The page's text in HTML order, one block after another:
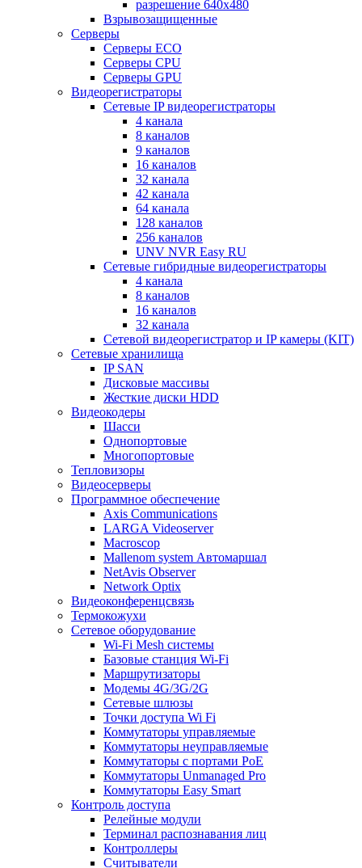
разрешение 640х480
Взрывозащищенные
Серверы
Серверы ECO
Серверы CPU
Серверы GPU
Видеорегистраторы
Сетевые IP видеорегистраторы
4 канала
8 каналов
9 каналов
16 каналов
32 канала
42 канала
64 канала
128 каналов
256 каналов
UNV NVR Easy RU
Сетевые гибридные видеорегистраторы
4 канала
8 каналов
16 каналов
32 канала
Сетевой видеорегистратор и IP камеры (KIT)
Сетевые хранилища
IP SAN
Дисковые массивы
Жесткие диски HDD
Видеокодеры
Шасси
Однопортовые
Многопортовые
Тепловизоры
Видеосерверы
Программное обеспечение
Axis Communications
LARGA Videoserver
Macroscop
Mallenom system Автомаршал
NetAvis Observer
Network Optix
Видеоконференцсвязь
Термокожухи
Сетевое оборудование
Wi-Fi Mesh системы
Базовые станция Wi-Fi
Маршрутизаторы
Модемы 4G/3G/2G
Сетевые шлюзы
Точки доступа Wi Fi
Коммутаторы управляемые
Коммутаторы неуправляемые
Коммутаторы с портами PoE
Коммутаторы Unmanaged Pro
Коммутаторы Easy Smart
Контроль доступа
Релейные модули
Терминал распознавания лиц
Контроллеры
Считыватели